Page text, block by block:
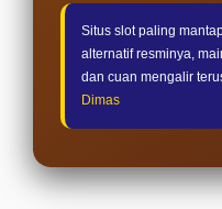
Situs slot paling
alternatif resminya,
dan cuan mengalir
Dimas